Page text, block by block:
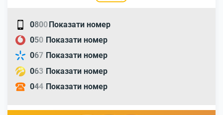
0800Показати номер
050 Показати номер
067 Показати номер
063 Показати номер
044 Показати номер